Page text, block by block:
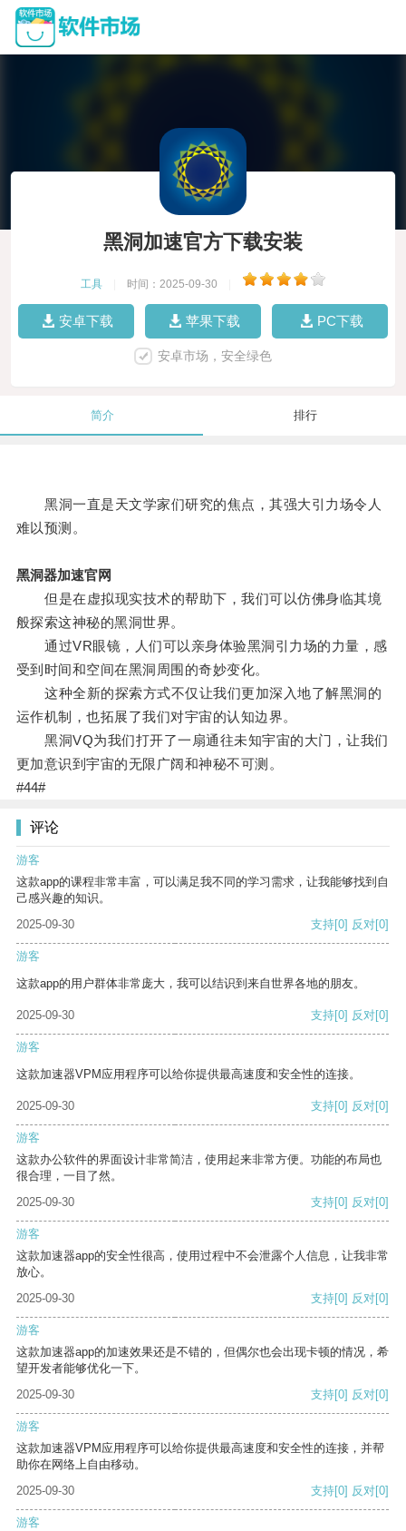
黑洞加速官方下载安装
工具 时间：2025-09-30
安卓下载 苹果下载 PC下载
安卓市场，安全绿色
简介 排行
黑洞一直是天文学家们研究的焦点，其强大引力场令人
难以预测。
黑洞器加速官网
但是在虚拟现实技术的帮助下，我们可以仿佛身临其境
般探索这神秘的黑洞世界。
通过VR眼镜，人们可以亲身体验黑洞引力场的力量，感
受到时间和空间在黑洞周围的奇妙变化。
这种全新的探索方式不仅让我们更加深入地了解黑洞的
运作机制，也拓展了我们对宇宙的认知边界。
黑洞VQ为我们打开了一扇通往未知宇宙的大门，让我们
更加意识到宇宙的无限广阔和神秘不可测。
#44#
评论
游客
这款app的课程非常丰富，可以满足我不同的学习需求，让我能够找到自
己感兴趣的知识。
2025-09-30
支持[0] 反对[0]
游客
这款app的用户群体非常庞大，我可以结识到来自世界各地的朋友。
2025-09-30 支持[0] 反对[0]
游客
这款加速器VPM应用程序可以给你提供最高速度和安全性的连接。
2025-09-30 支持[0] 反对[0]
游客
这款办公软件的界面设计非常简洁，使用起来非常方便。功能的布局也
很合理，一目了然。
2025-09-30
支持[0] 反对[0]
游客
这款加速器app的安全性很高，使用过程中不会泄露个人信息，让我非常
放心。
2025-09-30
支持[0] 反对[0]
游客
这款加速器app的加速效果还是不错的，但偶尔也会出现卡顿的情况，希
望开发者能够优化一下。
2025-09-30
支持[0] 反对[0]
游客
这款加速器VPM应用程序可以给你提供最高速度和安全性的连接，并帮
助你在网络上自由移动。
2025-09-30
支持[0] 反对[0]
游客